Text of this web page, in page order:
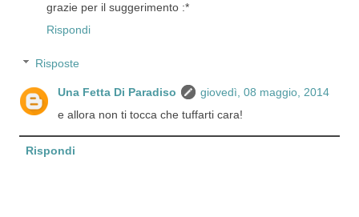
grazie per il suggerimento :*
Rispondi
Risposte
Una Fetta Di Paradiso
giovedì, 08 maggio, 2014
e allora non ti tocca che tuffarti cara!
Rispondi